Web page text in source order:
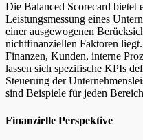
Die Balanced Scorecard bietet
Leistungsmessung eines
einer ausgewogenen
nichtfinanziellen Faktoren
Finanzen, Kunden, interne
lassen sich spezifische KPIs
Steuerung der
sind Beispiele für jeden
Finanzielle Perspektive